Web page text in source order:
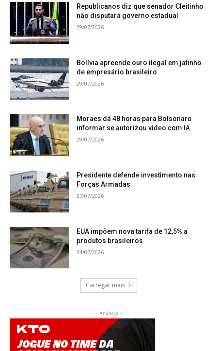
Republicanos diz que senador Cleitinho
não disputará governo estadual
29/07/2026
Bolívia apreende ouro ilegal em jatinho
de empresário brasileiro
29/07/2026
Moraes dá 48 horas para Bolsonaro
informar se autorizou vídeo com IA
29/07/2026
Presidente defende investimento nas
Forças Armadas
27/07/2026
EUA impõem nova tarifa de 12,5% a
produtos brasileiros
24/07/2026
Carregar mais
- Anúncio -